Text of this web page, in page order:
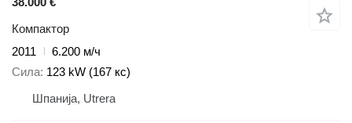
Компактор
2011
6.200 м/ч
Сила 123 kW (167 кс)
Шпанија, Utrera